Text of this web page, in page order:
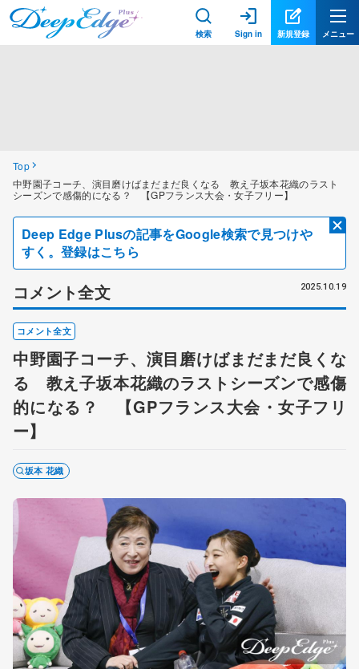
検索 Sign in 新規登録 メニュー
Top
中野園子コーチ、演目磨けばまだまだ良くなる 教え子坂本花織のラスト
シーズンで感傷的になる？ 【GPフランス大会・女子フリー】
Deep Edge Plusの記事をGoogle検索で見つけや
すく。登録はこちら
コメント全文 2025.10.19
コメント全文
中野園子コーチ、演目磨けばまだまだ良くな
る 教え子坂本花織のラストシーズンで感傷
的になる？ 【GPフランス大会・女子フリ
ー】
坂本 花織